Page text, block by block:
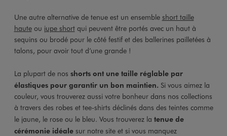
Une autre alternative de tenue est un ensemble short taille
hauteou jupe shortqui peuvent être portés avec un haut à
sequins ou brodé pour le côté festif et des ballerines pailletées à
talons, pour avoir tout d’une grande !
La plupart de nos shorts ont une taille réglable par
élastiques pour garantir un bon maintien. Si vous aimez la
couleur, vous trouverez aussi votre bonheur dans nos collections
à travers des robes et tee-shirts déclinés dans des teintes comme
le jaune, le rose ou le bleu. Vous trouverez la tenue de
cérémonie idéalesur notre site et si vous manquez